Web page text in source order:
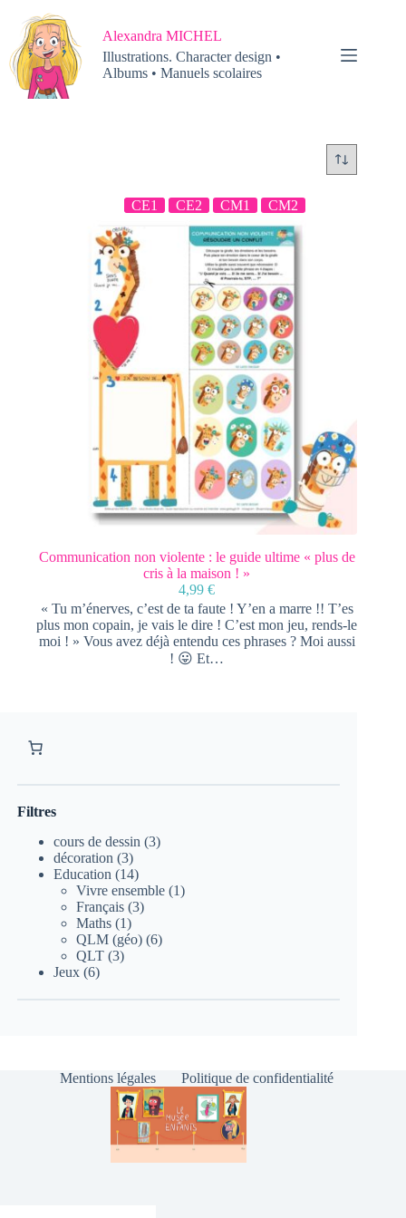
contenu
Alexandra MICHEL
Illustrations. Character design •
Albums • Manuels scolaires
CE1 CE2 CM1 CM2
Communication non violente : le guide ultime « plus de
cris à la maison ! »
4,99€
« Tu m’énerves, c’est de ta faute ! Y’en a marre !! T’es
plus mon copain, je vais le dire ! C’est mon jeu, rends-le
moi ! » Vous avez déjà entendu ces phrases ? Moi aussi
! 😛 Et…
Filtres
cours de dessin 33
décoration 33
produits
Education 1414
produits
Vivre ensemble 11
Français 33
Maths 11
produit
QLM (géo) 66
QLT 33
Jeux 66
Mentions légales Politique de confidentialité